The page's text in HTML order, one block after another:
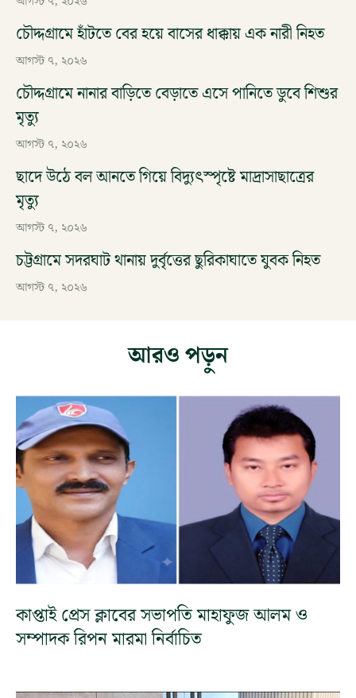
চৌদ্দগ্রামে হাঁটতে বের হয়ে বাসের ধাক্কায় এক নারী নিহত
আগস্ট ৭, ২০২৬
চৌদ্দগ্রামে নানার বাড়িতে বেড়াতে এসে পানিতে ডুবে শিশুর
মৃত্যু
আগস্ট ৭, ২০২৬
ছাদে উঠে বল আনতে গিয়ে বিদ্যুৎস্পৃষ্টে মাদ্রাসাছাত্রের
মৃত্যু
আগস্ট ৭, ২০২৬
চট্টগ্রামে সদরঘাট থানায় দুর্বৃত্তের ছুরিকাঘাতে যুবক নিহত
আগস্ট ৭, ২০২৬
আরও পড়ুন
কাপ্তাই প্রেস ক্লাবের সভাপতি মাহাফুজ আলম ও
সম্পাদক রিপন মারমা নির্বাচিত